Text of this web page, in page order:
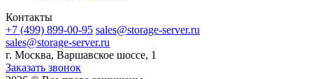
Контакты
+7 (499) 899-00-95 sales@storage-server.ru
sales@storage-server.ru
г. Москва, Варшавское шоссе, 1
Заказать звонок